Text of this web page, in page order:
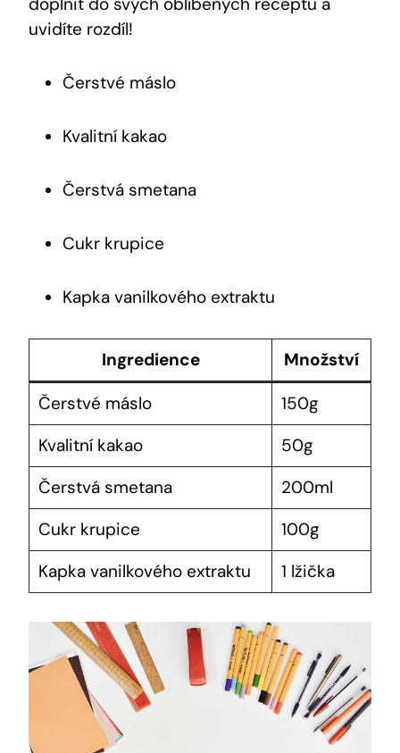
uvidíte rozdíl!
Čerstvé máslo
Kvalitní kakao
Čerstvá smetana
Cukr krupice
Kapka vanilkového extraktu
Ingredience
Množství
Čerstvé máslo
150g
Kvalitní kakao
50g
Čerstvá smetana
200ml
Cukr ⁣krupice
100g
Kapka ⁢vanilkového ⁣extraktu
1 lžička